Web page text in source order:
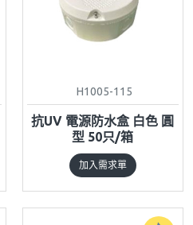
H1005-115
抗UV 電源防水盒 白色 圓
型 50只/箱
加入需求單